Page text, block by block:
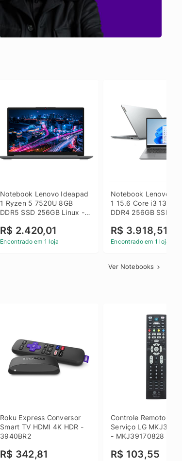
Notebook Lenovo Ideapad
1 Ryzen 5 7520U 8GB
DDR5 SSD 256GB Linux -
R$ 2.420,01
Encontrado em 1 loja
Notebook Lenovo
1 15.6 Core i3 1315U
DDR4 256GB SSD
R$ 3.918,51
Encontrado em 1 loja
Ver Notebooks
Roku Express Conversor
Smart TV HDMI 4K HDR -
3940BR2
R$ 342,81
Controle Remoto de
Serviço LG
- MKJ39170828
R$ 103,55